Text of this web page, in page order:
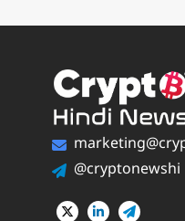
@cryptonewshi